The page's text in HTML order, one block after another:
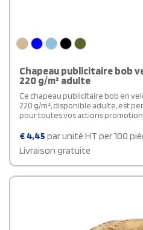
Chapeau publicitaire bob
220 g/m² adulte
Ce chapeau publicitaire bob en
220 g/m², disponible adulte, est
pour toutes vos actions
€ 4,45 par unité HT per 100
Livraison gratuite